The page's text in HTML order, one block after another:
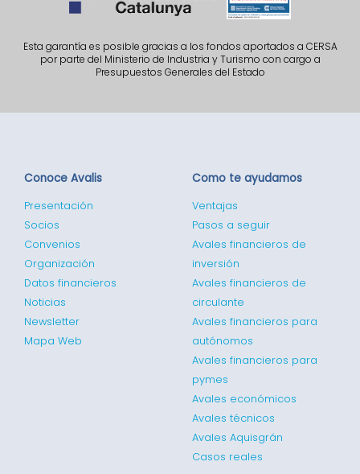
Esta garantía es posible gracias a los fondos aportados a CERSA
por parte del Ministerio de Industria y Turismo con cargo a
Presupuestos Generales del Estado
Conoce Avalis
Presentación
Socios
Convenios
Organización
Datos financieros
Noticias
Newsletter
Mapa Web
Como te ayudamos
Ventajas
Pasos a seguir
Avales financieros de
inversión
Avales financieros de
circulante
Avales financieros para
autónomos
Avales financieros para
pymes
Avales económicos
Avales técnicos
Avales Aquisgrán
Casos reales